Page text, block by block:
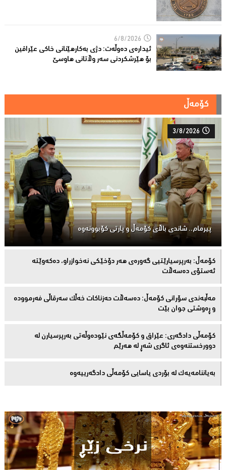
6/8/2026
ئیدارەى دەوڵەت: دژى بەکارهێنانى خاکی عێراقین
بۆ هێرشکردنى سەر وڵاتانی هاوسێ
کۆمەڵ
3/8/2026
پیرمام.. شاندی باڵای كۆمه‌ڵ و پارتی كۆبوونه‌وه‌
كۆمەڵ: بەرپرسیارێتیی گەورەی هەر دۆخێکی نەخوازراو، دەكەوێتە
ئەستۆی دەسەڵات
مەڵبەندى سۆرانى کۆمەڵ: دەسەڵات حەزناکات خەڵک سەرقاڵى فەرموودە
و ڕەوشتى جوان بێت
کۆمەڵى دادگەرى: عێراق و كۆمەڵگەی نێودەوڵەتی بەرپرسیارن لە
دوورخستنەوەى ئاگری شەڕ لە هەرێم
بەیاننامەیەک لە بۆردی یاسایی کۆمەڵی دادگەرییەوە